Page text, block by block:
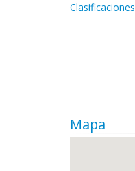
Clasificaciones
Mapa